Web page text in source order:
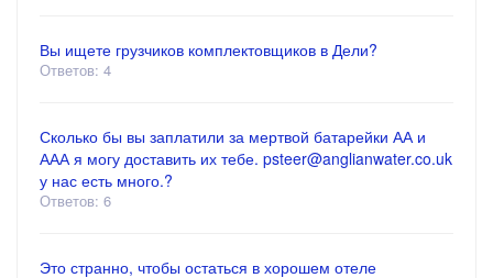
Вы ищете грузчиков комплектовщиков в Дели?
Ответов: 4
Сколько бы вы заплатили за мертвой батарейки АА и
ААА я могу доставить их тебе. psteer@anglianwater.co.uk
у нас есть много.?
Ответов: 6
Это странно, чтобы остаться в хорошем отеле